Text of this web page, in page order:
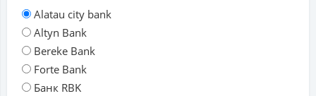
Alatau city bank
Altyn Bank
Bereke Bank
Forte Bank
Банк RBK